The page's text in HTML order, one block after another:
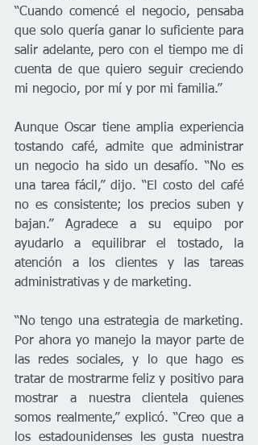
“Cuando comencé el negocio, pensaba
que solo quería ganar lo suficiente para
salir adelante, pero con el tiempo me di
cuenta de que quiero seguir creciendo
mi negocio, por mí y por mi familia.”
Aunque Oscar tiene amplia experiencia
tostando café, admite que administrar
un negocio ha sido un desafío. “No es
una tarea fácil,” dijo. “El costo del café
no es consistente; los precios suben y
bajan.” Agradece a su equipo por
ayudarlo a equilibrar el tostado, la
atención a los clientes y las tareas
administrativas y de marketing.
“No tengo una estrategia de marketing.
Por ahora yo manejo la mayor parte de
las redes sociales, y lo que hago es
tratar de mostrarme feliz y positivo para
mostrar a nuestra clientela quienes
somos realmente,” explicó. “Creo que a
los estadounidenses les gusta nuestra